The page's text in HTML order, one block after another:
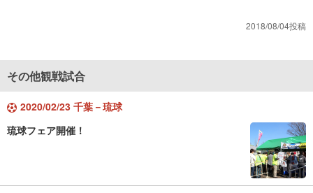
2018/08/04投稿
その他観戦試合
2020/02/23 千葉－琉球
琉球フェア開催！